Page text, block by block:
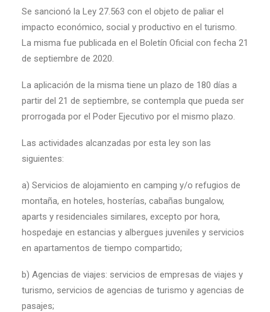
Se sancionó la Ley 27.563 con el objeto de paliar el
impacto económico, social y productivo en el turismo.
La misma fue publicada en el Boletín Oficial con fecha 21
de septiembre de 2020.
La aplicación de la misma tiene un plazo de 180 días a
partir del 21 de septiembre, se contempla que pueda ser
prorrogada por el Poder Ejecutivo por el mismo plazo.
Las actividades alcanzadas por esta ley son las
siguientes:
a) Servicios de alojamiento en camping y/o refugios de
montaña, en hoteles, hosterías, cabañas bungalow,
aparts y residenciales similares, excepto por hora,
hospedaje en estancias y albergues juveniles y servicios
en apartamentos de tiempo compartido;
b) Agencias de viajes: servicios de empresas de viajes y
turismo, servicios de agencias de turismo y agencias de
pasajes;